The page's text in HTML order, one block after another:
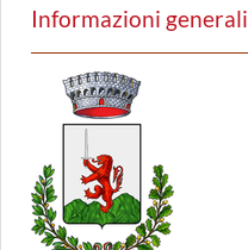
Informazioni generali